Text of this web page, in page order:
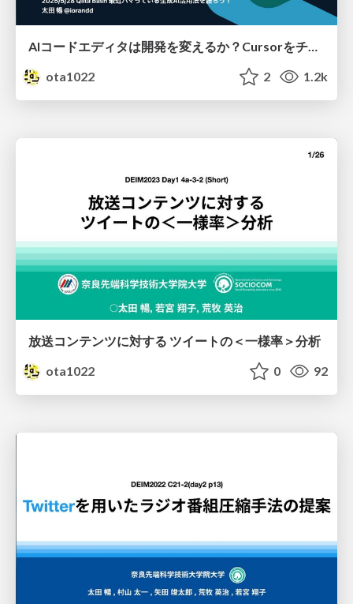
AIコードエディタは開発を変えるか？Cursorをチームに導入して1ヶ月経った本音
ota1022
2 1.2k
放送コンテンツに対する ツイートの＜一様率＞分析
ota1022
0 92